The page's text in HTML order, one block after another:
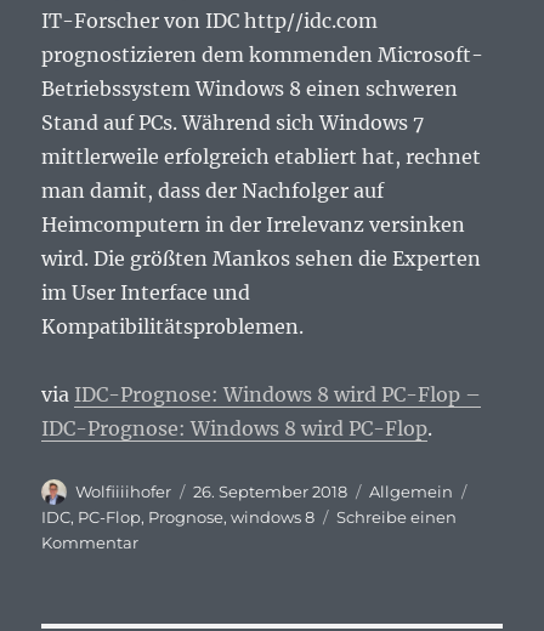
IT-Forscher von IDC http//idc.com
prognostizieren dem kommenden Microsoft-
Betriebssystem Windows 8 einen schweren
Stand auf PCs. Während sich Windows 7
mittlerweile erfolgreich etabliert hat, rechnet
man damit, dass der Nachfolger auf
Heimcomputern in der Irrelevanz versinken
wird. Die größten Mankos sehen die Experten
im User Interface und
Kompatibilitätsproblemen.
via IDC-Prognose: Windows 8 wird PC-Flop –
IDC-Prognose: Windows 8 wird PC-Flop.
Autor
Wolfiiiihofer
Veröffentlicht
am
26. September 2018 Kategorien
Allgemein
IDC, PC-Flop, Prognose,windows 8
Schreibe einen
Kommentarzu